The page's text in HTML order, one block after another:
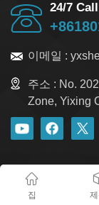
24/7
이메일 :
주소 : No.
Zone, Yixing
저작권 @ 2026
집